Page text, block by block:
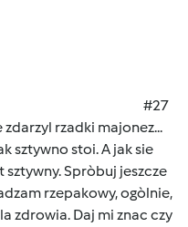
#27
rzadki majonez...
sztywno stoi. A jak sie
Spròbuj jeszcze
rzepakowy, ogòlnie,
zdrowia. Daj mi znac czy